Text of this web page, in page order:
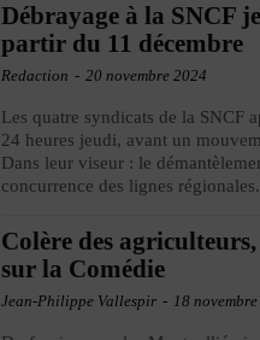
Débrayage à la SNCF
partir du 11 décembre
Redaction - 20 novembre 2024
Les quatre syndicats de la SNCF
24 heures jeudi, avant un
Dans leur viseur : le
concurrence des lignes régionales.
Colère des
sur la Comédie
Jean-Philippe Vallespir - 18